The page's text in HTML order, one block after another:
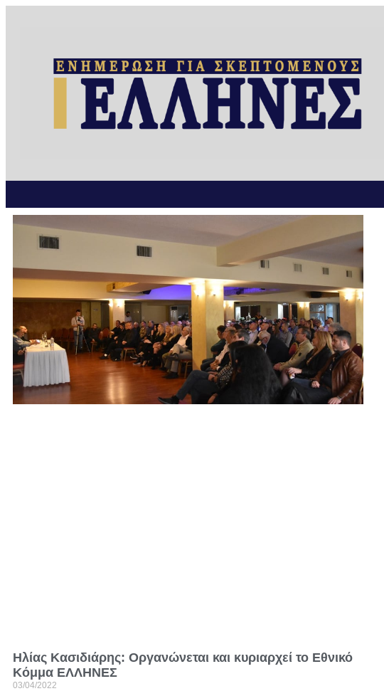
Ηλίας Κασιδιάρης: Οργανώνεται και κυριαρχεί το Εθνικό
Κόμμα ΕΛΛΗΝΕΣ
03/04/2022